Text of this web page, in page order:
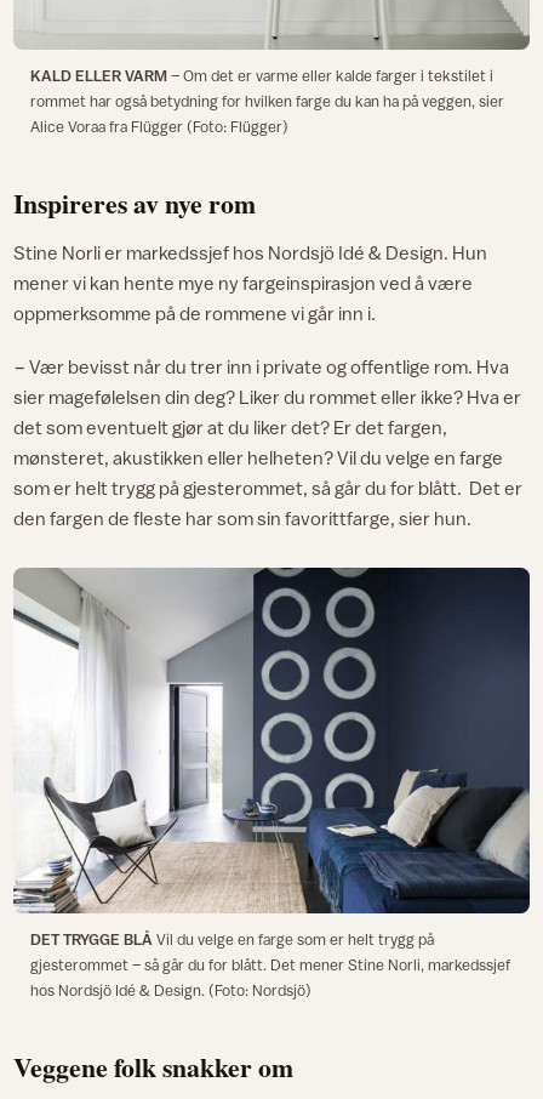
KALD ELLER VARM– Om det er varme eller kalde farger i tekstilet i
rommet har også betydning for hvilken farge du kan ha på veggen, sier
Alice Voraa fra Flügger (Foto: Flügger)
Inspireres av nye rom
Stine Norli er markedssjef hos Nordsjö Idé & Design. Hun
mener vi kan hente mye ny fargeinspirasjon ved å være
oppmerksomme på de rommene vi går inn i.
− Vær bevisst når du trer inn i private og offentlige rom. Hva
sier magefølelsen din deg? Liker du rommet eller ikke? Hva er
det som eventuelt gjør at du liker det? Er det fargen,
mønsteret, akustikken eller helheten? Vil du velge en farge
som er helt trygg på gjesterommet, så går du for blått. Det er
den fargen de fleste har som sin favorittfarge, sier hun.
DET TRYGGE BLÅ Vil du velge en farge som er helt trygg på
gjesterommet – så går du for blått. Det mener Stine Norli, markedssjef
hos Nordsjö Idé & Design. (Foto: Nordsjö)
Veggene folk snakker om